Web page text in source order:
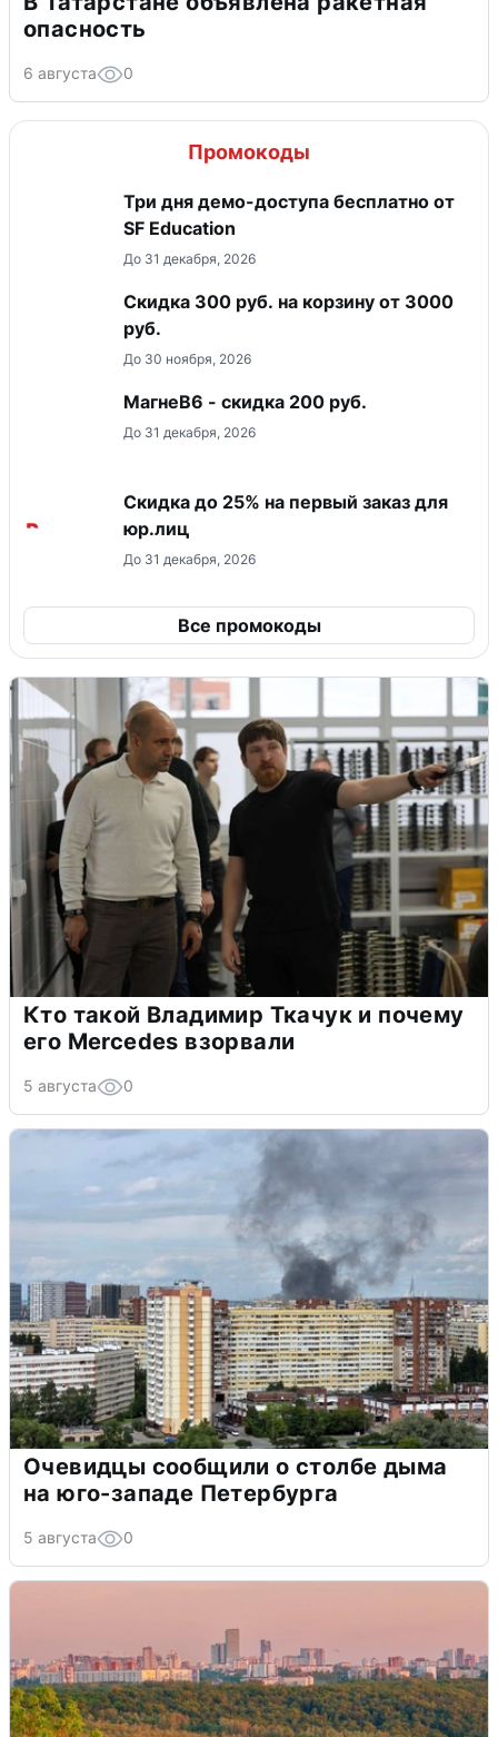
опасность
6 августа 0
Промокоды
Три дня демо-доступа бесплатно от
SF Education
До 31 декабря, 2026
Скидка 300 руб. на корзину от 3000
руб.
До 30 ноября, 2026
МагнеB6 - скидка 200 руб.
До 31 декабря, 2026
Скидка до 25% на первый заказ для
юр.лиц
До 31 декабря, 2026
Все промокоды
Кто такой Владимир Ткачук и почему
его Mercedes взорвали
5 августа 0
Очевидцы сообщили о столбе дыма
на юго-западе Петербурга
5 августа 0